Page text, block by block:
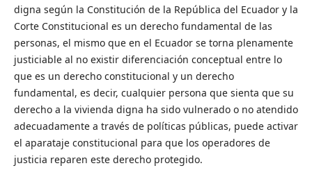
digna según la Constitución de la República del Ecuador y la
Corte Constitucional es un derecho fundamental de las
personas, el mismo que en el Ecuador se torna plenamente
justiciable al no existir diferenciación conceptual entre lo
que es un derecho constitucional y un derecho
fundamental, es decir, cualquier persona que sienta que su
derecho a la vivienda digna ha sido vulnerado o no atendido
adecuadamente a través de políticas públicas, puede activar
el aparataje constitucional para que los operadores de
justicia reparen este derecho protegido.